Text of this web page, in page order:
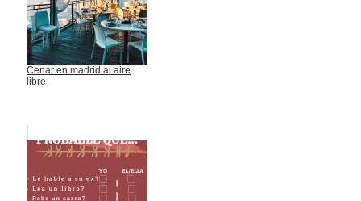
Cenar en madrid al aire
libre